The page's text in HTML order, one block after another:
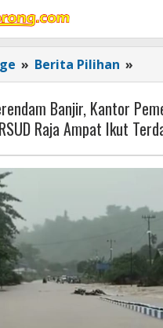
» Berita Pilihan »
Ikut
Banjir, Kantor
Raja Ampat Ikut